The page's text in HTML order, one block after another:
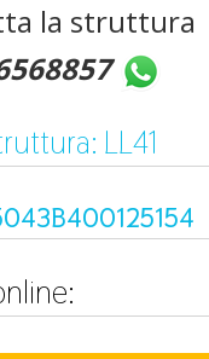
la struttura
LL41